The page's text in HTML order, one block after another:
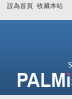
設為首頁 收藏本站